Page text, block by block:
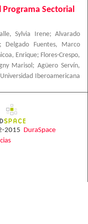
Sectorial
Sylvia Irene; Alvarado
Delgado Fuentes, Marco
Enrique; Flores-Crespo,
Marisol ;Agüero Servín,
Universidad Iberoamericana
2015 DuraSpace